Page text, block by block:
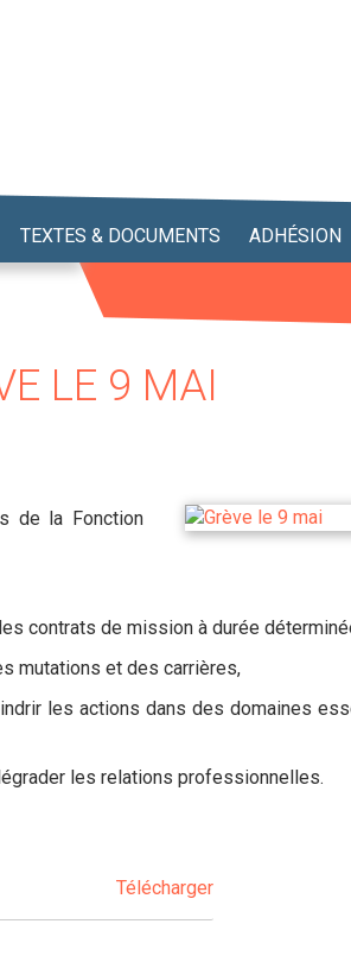
TEXTES & DOCUMENTS ADHÉSION
LE 9 MAI
de la Fonction
contrats de mission à durée
mutations et des carrières,
les actions dans des domaines
les relations professionnelles.
Télécharger